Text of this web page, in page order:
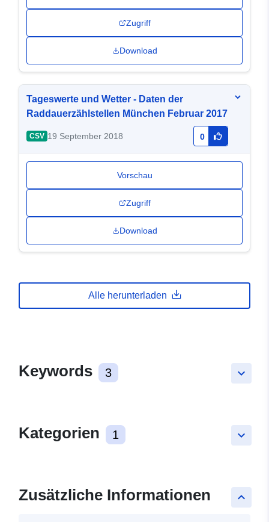
Zugriff
Download
Tageswerte und Wetter - Daten der
Raddauerzählstellen München Februar 2017
CSV 19 September 2018 0
Vorschau
Zugriff
Download
Alle herunterladen
keyboard_arrow_down
Keywords 3
keyboard_arrow_down
Kategorien 1
keyboard_arrow_up
Zusätzliche Informationen